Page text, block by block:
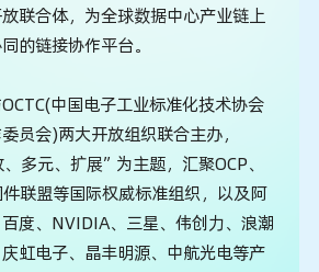
联合体，为全球数据中心产业链上
的链接协作平台。
中国电子工业标准化技术协会
员会)两大开放组织联合主办，
多元、扩展”为主题，汇聚OCP、
件联盟等国际权威标准组织，以及阿
度、NVIDIA、三星、伟创力、浪潮
虹电子、晶丰明源、中航光电等产